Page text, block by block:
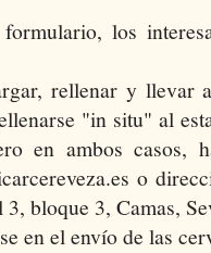
los
rellenar y llevar
"in situ" al
en ambos casos,
o
3, bloque 3, Camas,
en el envío de las